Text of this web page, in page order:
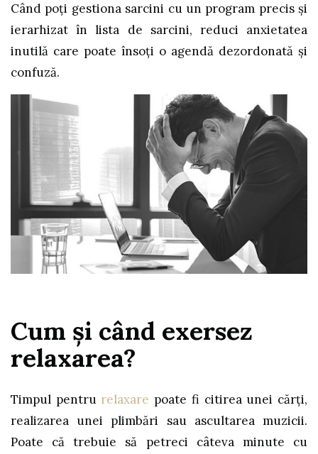
Când poţi gestiona sarcini cu un program precis și
ierarhizat în lista de sarcini, reduci anxietatea
inutilă care poate însoți o agendă dezordonată și
confuză.
Cum şi când exersez
relaxarea?
Timpul pentru relaxare poate fi citirea unei cărți,
realizarea unei plimbări sau ascultarea muzicii.
Poate că trebuie să petreci câteva minute cu